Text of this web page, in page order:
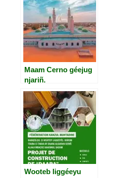
Maam Cerno géejug
njariñ.
Wooteb liggéeyu